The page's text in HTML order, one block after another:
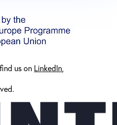
us on LinkedIn